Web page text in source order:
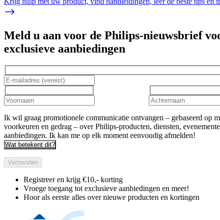
Meld u aan voor de Philips-nieuwsbrief
exclusieve aanbiedingen
Ik wil graag promotionele communicatie ontvangen – gebaseerd op
voorkeuren en gedrag – over Philips-producten, diensten,
aanbiedingen. Ik kan me op elk moment eenvoudig afmelden!
Wat betekent dit?
Verzenden
Registreer en krijg €10,- korting
Vroege toegang tot exclusieve aanbiedingen en meer!
Hoor als eerste alles over nieuwe producten en kortingen